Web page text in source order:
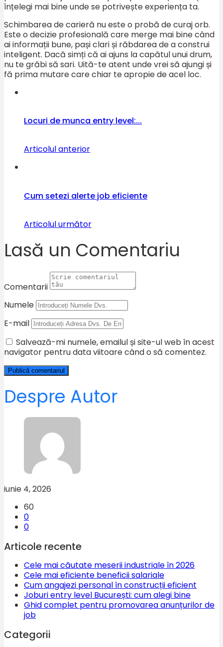
înțelegi mai bine unde se potrivește experiența ta.
Schimbarea de carieră nu este o probă de curaj orb.
Este o decizie profesională care merge mai bine când
ai informații bune, pași clari și răbdarea de a construi
inteligent. Dacă simți că ai ajuns la capătul unui drum,
nu te grăbi să sari. Uită-te atent unde vrei să ajungi și
fă prima mutare care chiar te apropie de acel loc.
Locuri de munca entry level:...
Articolul anterior
Cum setezi alerte job eficiente
Articolul următor
Lasă un Comentariu
Comentarii
Numele
E-mail
Salvează-mi numele, emailul și site-ul web în acest
navigator pentru data viitoare când o să comentez.
Despre Autor
iunie 4, 2026
60
0
0
Articole recente
Cele mai căutate meserii industriale în 2026
Cele mai eficiente beneficii salariale
Cum angajezi personal în construcții eficient
Joburi entry level București: cum alegi bine
Ghid complet pentru promovarea anunțurilor de
job
Categorii